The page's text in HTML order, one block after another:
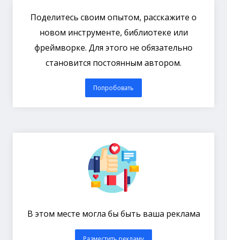
Поделитесь своим опытом, расскажите о
новом инструменте, библиотеке или
фреймворке. Для этого не обязательно
становится постоянным автором.
Попробовать
В этом месте могла бы быть ваша реклама